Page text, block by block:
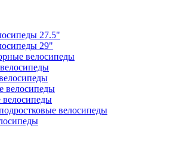
27.5"
29"
велосипеды
велосипеды
велосипеды